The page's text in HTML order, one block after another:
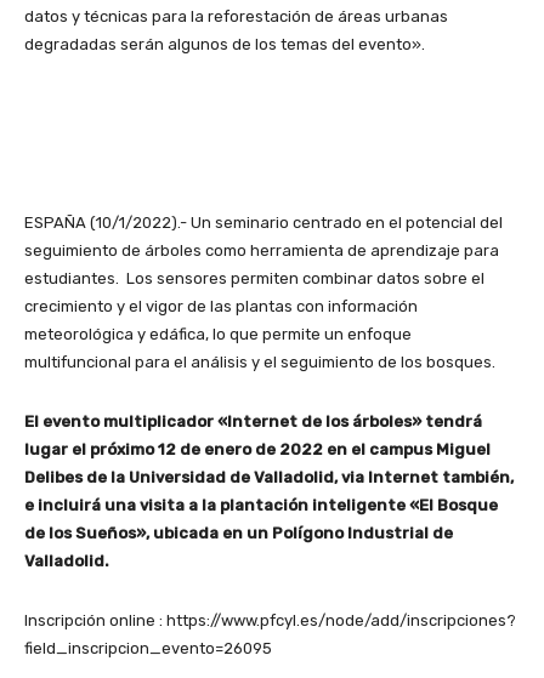
datos y técnicas para la reforestación de áreas urbanas
degradadas serán algunos de los temas del evento».
ESPAÑA (10/1/2022).- Un seminario centrado en el potencial del
seguimiento de árboles como herramienta de aprendizaje para
estudiantes. Los sensores permiten combinar datos sobre el
crecimiento y el vigor de las plantas con información
meteorológica y edáfica, lo que permite un enfoque
multifuncional para el análisis y el seguimiento de los bosques.
El evento multiplicador «Internet de los árboles» tendrá
lugar el próximo 12 de enero de 2022 en el campus Miguel
Delibes de la Universidad de Valladolid, via Internet también,
e incluirá una visita a la plantación inteligente «El Bosque
de los Sueños», ubicada en un Polígono Industrial de
Valladolid.
Inscripción online : https://www.pfcyl.es/node/add/inscripciones?
field_inscripcion_evento=26095